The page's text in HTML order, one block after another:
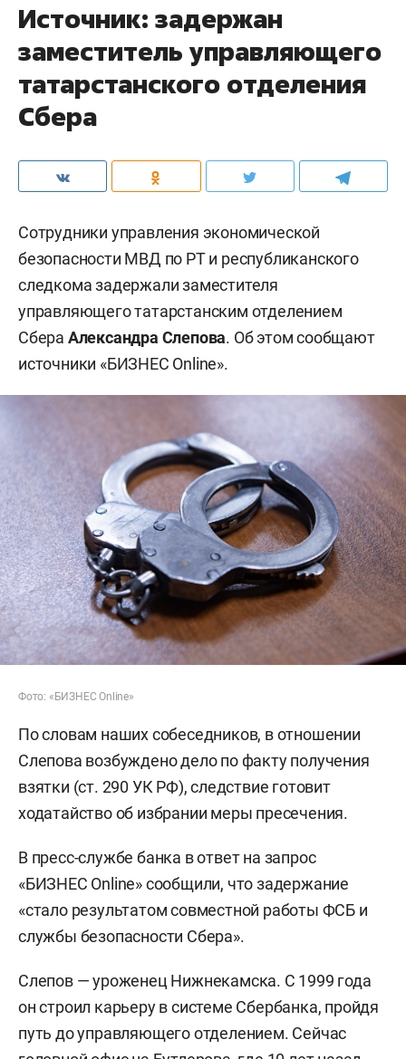
Источник: задержан
заместитель управляющего
татарстанского отделения
Сбера
Сотрудники управления экономической
безопасности МВД по РТ и республиканского
следкома задержали заместителя
управляющего татарстанским отделением
Сбера Александра Слепова. Об этом сообщают
источники «БИЗНЕС Online».
Фото: «БИЗНЕС Online»
По словам наших собеседников, в отношении
Слепова возбуждено дело по факту получения
взятки (ст. 290 УК РФ), следствие готовит
ходатайство об избрании меры пресечения.
В пресс-службе банка в ответ на запрос
«БИЗНЕС Online» сообщили, что задержание
«стало результатом совместной работы ФСБ и
службы безопасности Сбера».
Слепов — уроженец Нижнекамска. С 1999 года
он строил карьеру в системе Сбербанка, пройдя
путь до управляющего отделением. Сейчас